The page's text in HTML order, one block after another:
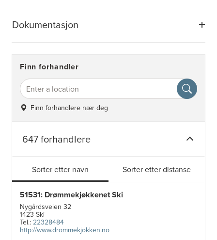
Dokumentasjon
Finn forhandler
Finn forhandlere nær deg
647 forhandlere
Sorter etter navn Sorter etter distanse
51531: Drømmekjøkkenet Ski
Nygårdsveien 32
1423 Ski
Tel.: 22328484
http://www.drommekjokken.no